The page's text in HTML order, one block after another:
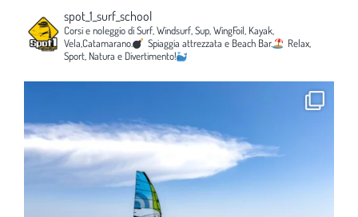
spot_1_surf_school
Corsi e noleggio di Surf, Windsurf, Sup, WingFoil, Kayak,
Vela,Catamarano.
Spiaggia attrezzata e Beach Bar.
Relax,
Sport, Natura e Divertimento!